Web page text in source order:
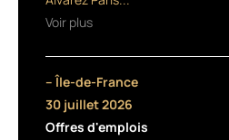
Avec
unités,
enseigne
abordable
Voir plus
– Île-de-France
30 juillet 2026
Offres d'emplois